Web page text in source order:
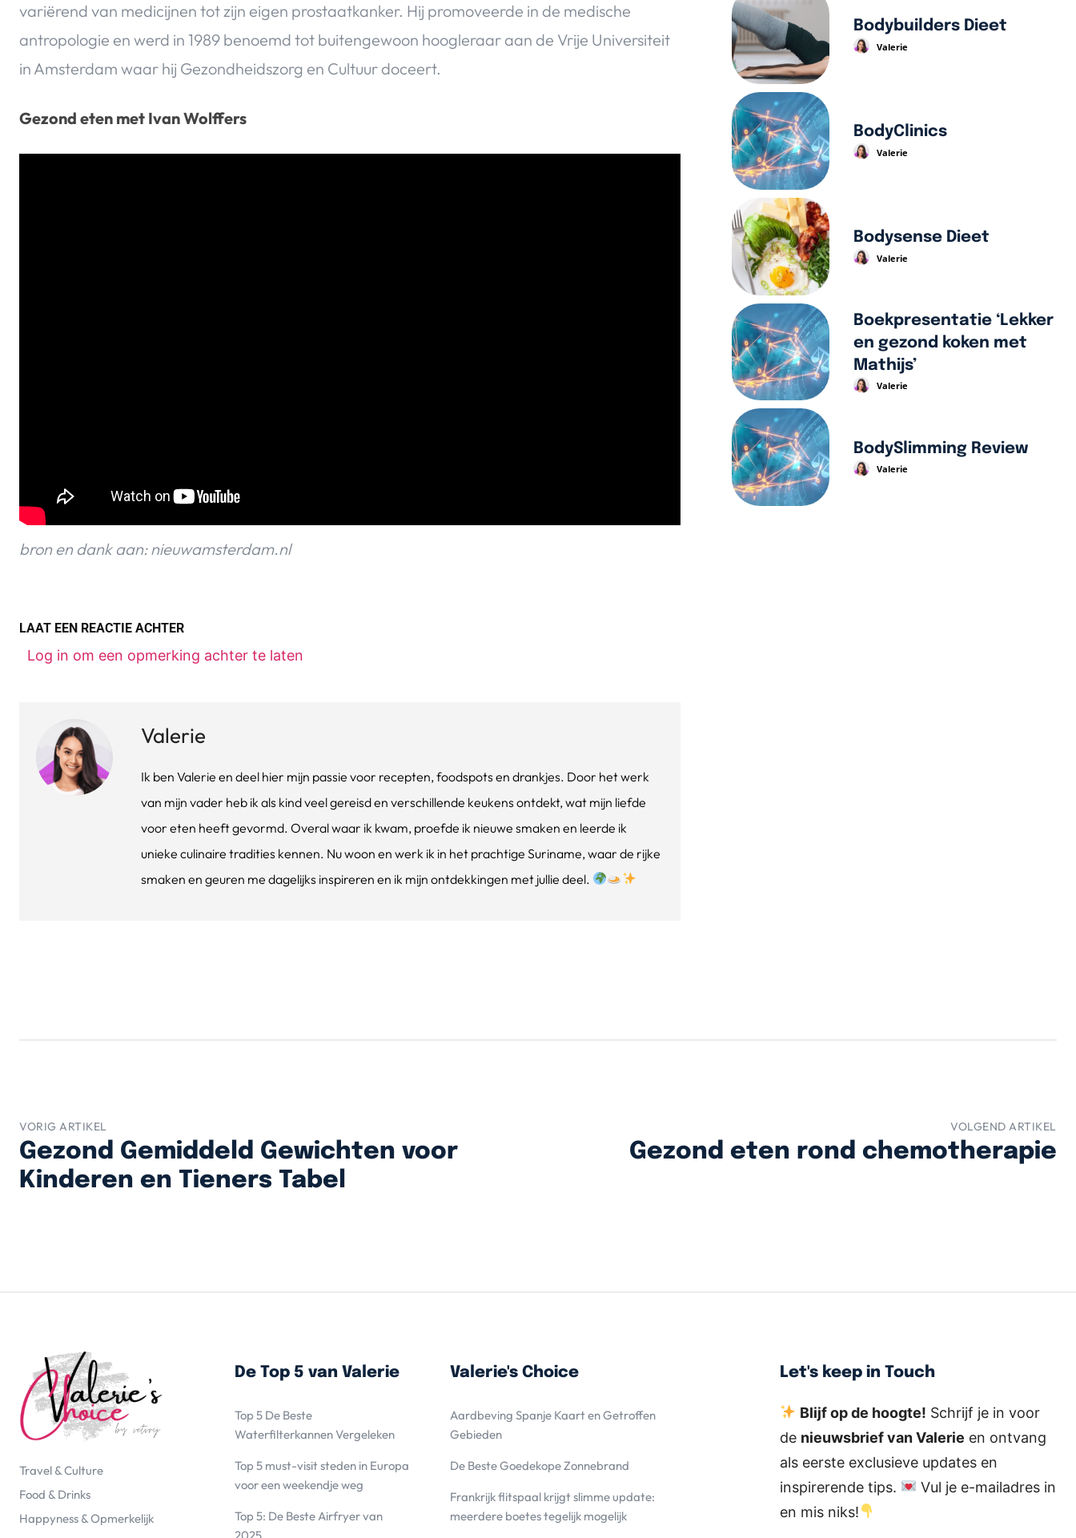
variërend van medicijnen tot zijn eigen prostaatkanker. Hij promoveerde in de medische
antropologie en werd in 1989 benoemd tot buitengewoon hoogleraar aan de Vrije Universiteit
in Amsterdam waar hij Gezondheidszorg en Cultuur doceert.
Gezond eten met Ivan Wolffers
bron en dank aan: nieuwamsterdam.nl
LAAT EEN REACTIE ACHTER
Log in om een opmerking achter te laten
Valerie
Ik ben Valerie en deel hier mijn passie voor recepten, foodspots en drankjes. Door het werk
van mijn vader heb ik als kind veel gereisd en verschillende keukens ontdekt, wat mijn liefde
voor eten heeft gevormd. Overal waar ik kwam, proefde ik nieuwe smaken en leerde ik
unieke culinaire tradities kennen. Nu woon en werk ik in het prachtige Suriname, waar de rijke
smaken en geuren me dagelijks inspireren en ik mijn ontdekkingen met jullie deel.
Bodybuilders Dieet
Valerie
BodyClinics
Valerie
Bodysense Dieet
Valerie
Boekpresentatie ‘Lekker
en gezond koken met
Mathijs’
Valerie
BodySlimming Review
Valerie
VORIG ARTIKEL
Gezond Gemiddeld Gewichten voor
Kinderen en Tieners Tabel
VOLGEND ARTIKEL
Gezond eten rond chemotherapie
Travel & Culture
Food & Drinks
Happyness & Opmerkelijk
De Top 5 van Valerie
Top 5 De Beste
Waterfilterkannen Vergeleken
Top 5 must-visit steden in Europa
voor een weekendje weg
Top 5: De Beste Airfryer van
2025
Valerie's Choice
Aardbeving Spanje Kaart en Getroffen
Gebieden
De Beste Goedekope Zonnebrand
Frankrijk flitspaal krijgt slimme update:
meerdere boetes tegelijk mogelijk
Let's keep in Touch
Blijf op de hoogte! Schrijf je in voor
de nieuwsbrief van Valerie en ontvang
als eerste exclusieve updates en
inspirerende tips.
Vul je e-mailadres in
en mis niks!